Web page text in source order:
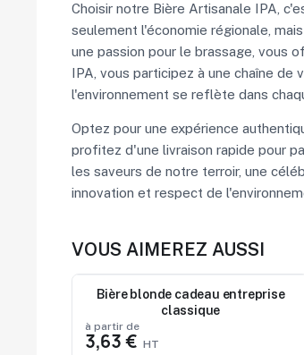
Choisir notre Bière Artisanale IPA,
seulement l'économie régionale,
une passion pour le brassage, vous
IPA, vous participez à une chaîne
l'environnement se reflète dans
Optez pour une expérience
profitez d'une livraison rapide pour
les saveurs de notre terroir, une
innovation et respect de
VOUS AIMEREZ AUSSI
Nouveau
Bière blonde cadeau entreprise
classique
à partir de
3,63 €